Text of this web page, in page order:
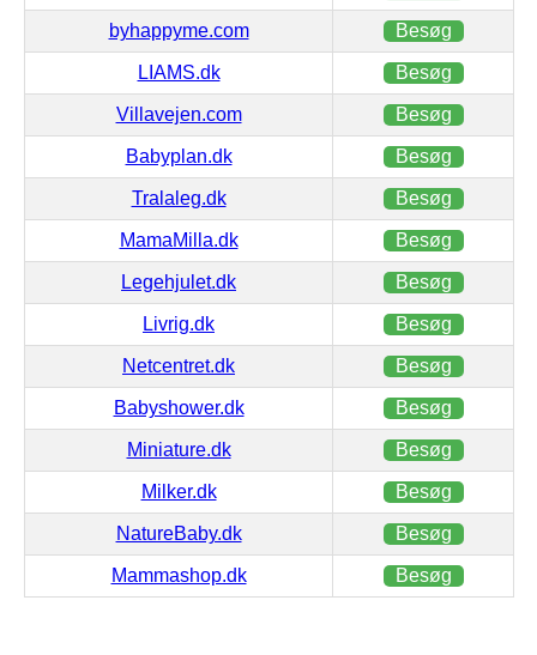
byhappyme.com Besøg
LIAMS.dk Besøg
Villavejen.com Besøg
Babyplan.dk Besøg
Tralaleg.dk Besøg
MamaMilla.dk Besøg
Legehjulet.dk Besøg
Livrig.dk Besøg
Netcentret.dk Besøg
Babyshower.dk Besøg
Miniature.dk Besøg
Milker.dk Besøg
NatureBaby.dk Besøg
Mammashop.dk Besøg